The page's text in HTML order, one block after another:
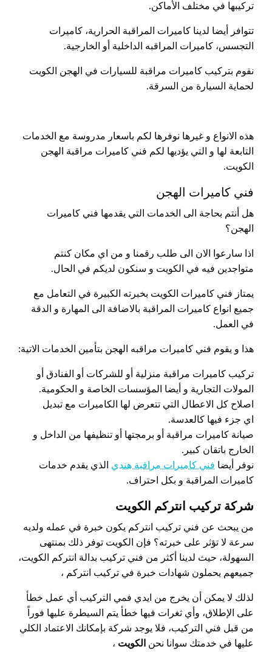
تركيبها في مختلف الأماكن.
تتوافر أيضا لدينا كاميرات المراقبة الحرارية، كاميرات
التجسس، كاميرات المراقبه الداخلية أو الخارجية.
نقوم بتركيب كاميرات مراقبة للسيارات في الهجن الكويت
لحماية السيارة من السرقة.
هذه الانواع و غيرها نوفرها لكم باسعار مدروسة مع الخدمات
التابعة لها و التي يؤديها لكم فني كاميرات مراقبة الهجن
الكويت.
فني كاميرات الهجن
هل أنتم بحاجة الى الخدمات التي يقدمها فني كاميرات
الهجن؟
اذا سارعوا الان الى طلب رقمنا و من اي مكان كنتم
متواجدين فيه في الكويت و سنكون لديكم في الحال.
يمتاز فني كاميرات الكويت بخبرته الكبيرة في التعامل مع
جميع انواع كاميرات المراقبة بالاضافة الى المهارة و الدقة
في العمل.
هذا و يقوم فني كاميرات مراقبه الهجن بتأمين الخدمات الاتية:
تركيب كاميرات مراقبة منزلية أو للشركات أو الفنادق أو
المولات التجارية و أيضا المؤسسات الخاصة و الحكومية.
اصلاح كل الاعطال التي تتعرض لها الكاميرات مع تبديل
اي جزء فيها كالعدسة.
صيانة كاميرات مراقبة أو برمجتها أو تنظيفها من الداخل و
الخارج باتقان كبير.
نوفر أيضا فني كاميرات مراقبة هندي الذي يقدم خدمات
كاميرات المراقبة و بكل احتراف.
شركة تركيب انتركم الكويت
من يبحث عن فني تركيب انتركم يكون خبرة في عمله ولديه
سرعة لا تؤثر على خبرته؟ فإن الكويت توفر ذلك بمنتهى
السهولة، حيث لدينا أكثر من فني تركيب بدالة انتركم الكويت،
جميعهم يحملون شهادات خبرة في تركيب انتركم ،
لذلك لا يمكن أن يخرج من ايدي فمي التركيب أي عمل خطأ
على الإطلاق، وأي ثغرات فيها خطأ يتم السيطرة عليها فوراً
من قبل فني التركيب، فلا يوجد شركة بإمكانك الاعتماد الكلي
عليها في خدمتك سوانا نحن
الكويت ،